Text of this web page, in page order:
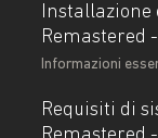
Installazione
Remastered
Informazioni
Requisiti di